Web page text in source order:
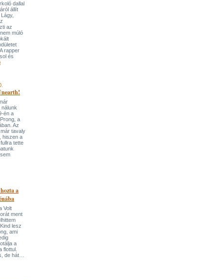
dallal
állít
az
múló
rapper
és
én a
a
Az
tavaly
hiszen a
tette
a
Volt
ment
lesz
ami
a
flottul.
de hát…